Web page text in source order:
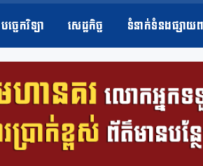
បច្ចេកវិទ្យា សេដ្ឋកិច្ច ទំនាក់ទំនងផ្សាយ